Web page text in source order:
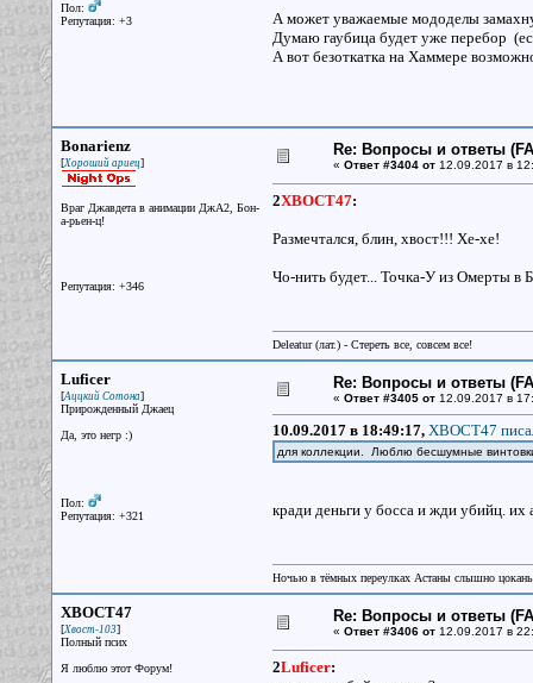
Пол:
Репутация: +3
А может уважаемые мододелы
Думаю гаубица будет уже перебор
А вот безоткатка на Хаммере
Bonarienz
[Хороший ариец]
Враг Джавдета в анимации ДжА2, Бон-
а-рьен-ц!
Репутация: +346
Re: Вопросы и ответы
« Ответ #3404 от12.09.2017 в
2XBOCT47:
Размечтался, блин, хвост!!! Хе-хе!
Чо-нить будет... Точка-У из Омерты в
Deleatur (лат.) - Стереть все, совсем все!
Luficer
[Аццкий Сотона]
Прирожденный Джаец
Да, это негр :)
Пол:
Репутация: +321
Re: Вопросы и ответы
« Ответ #3405 от12.09.2017 в
10.09.2017 в 18:49:17, XBOCT47
для коллекции. Люблю бесшумные
кради деньги у босса и жди убийц. их
Ночью в тёмных переулках Астаны слышно
XBOCT47
[Хвост-103]
Полный псих
Я люблю этот Форум!
Re: Вопросы и ответы
« Ответ #3406 от12.09.2017 в
2Luficer: